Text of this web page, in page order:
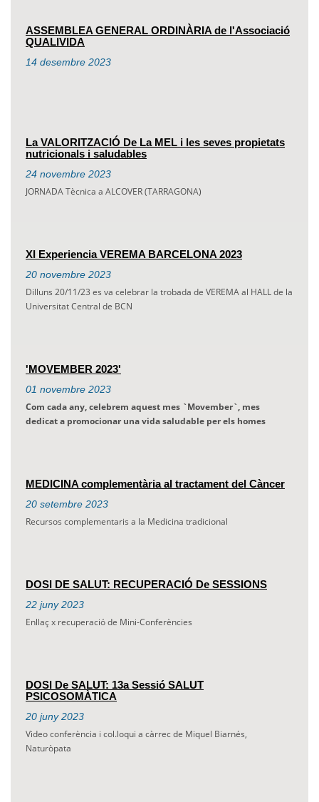
ASSEMBLEA GENERAL ORDINÀRIA de l'Associació
QUALIVIDA
14 desembre 2023
La VALORITZACIÓ De La MEL i les seves propietats
nutricionals i saludables
24 novembre 2023
JORNADA Tècnica a ALCOVER (TARRAGONA)
XI Experiencia VEREMA BARCELONA 2023
20 novembre 2023
Dilluns 20/11/23 es va celebrar la trobada de VEREMA al HALL de la
Universitat Central de BCN
'MOVEMBER 2023'
01 novembre 2023
Com cada any, celebrem aquest mes `Movember`, mes
dedicat a promocionar una vida saludable per els homes
MEDICINA complementària al tractament del Càncer
20 setembre 2023
Recursos complementaris a la Medicina tradicional
DOSI DE SALUT: RECUPERACIÓ De SESSIONS
22 juny 2023
Enllaç x recuperació de Mini-Conferències
DOSI De SALUT: 13a Sessió SALUT
PSICOSOMÀTICA
20 juny 2023
Video conferència i col.loqui a càrrec de Miquel Biarnés,
Naturòpata